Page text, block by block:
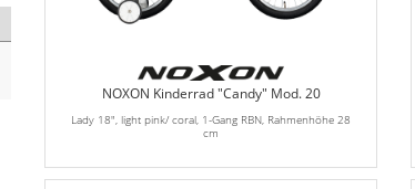
NOXON Kinderrad "Candy" Mod. 20
Lady 18", light pink/ coral, 1-Gang RBN, Rahmenhöhe 28
cm